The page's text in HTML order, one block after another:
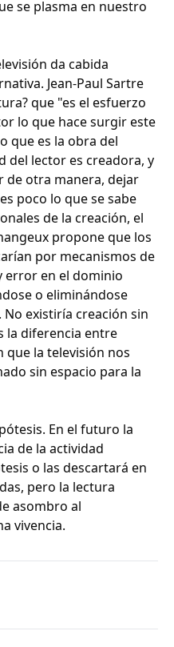
se plasma en nuestro
da cabida
Jean-Paul Sartre
que "es el esfuerzo
lo que hace surgir este
que es la obra del
del lector es creadora, y
de otra manera, dejar
poco lo que se sabe
de la creación, el
propone que los
por mecanismos de
error en el dominio
o eliminándose
existiría creación sin
la diferencia entre
que la televisión nos
sin espacio para la
En el futuro la
de la actividad
o las descartará en
pero la lectura
asombro al
vivencia.